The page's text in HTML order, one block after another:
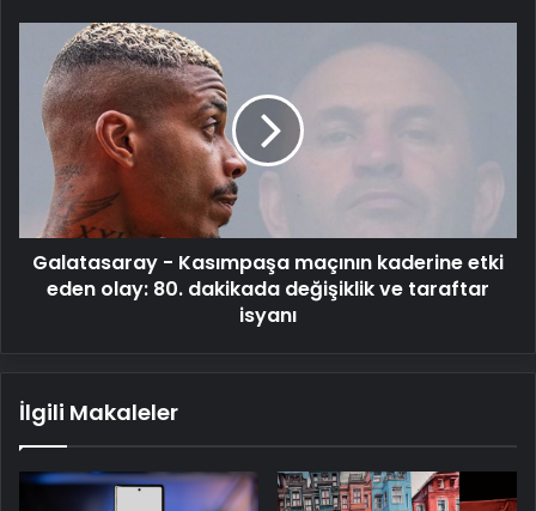
Galatasaray
Kasımpaşa
maçının
kaderine
eden
olay:
80.
dakikada
değişiklik
Galatasaray - Kasımpaşa maçının kaderine etki
eden olay: 80. dakikada değişiklik ve taraftar
isyanı
İlgili Makaleler